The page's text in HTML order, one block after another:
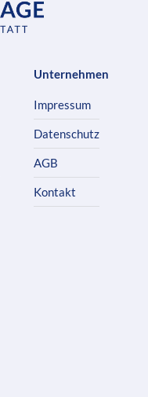
Unternehmen
Impressum
Datenschutz
AGB
Kontakt